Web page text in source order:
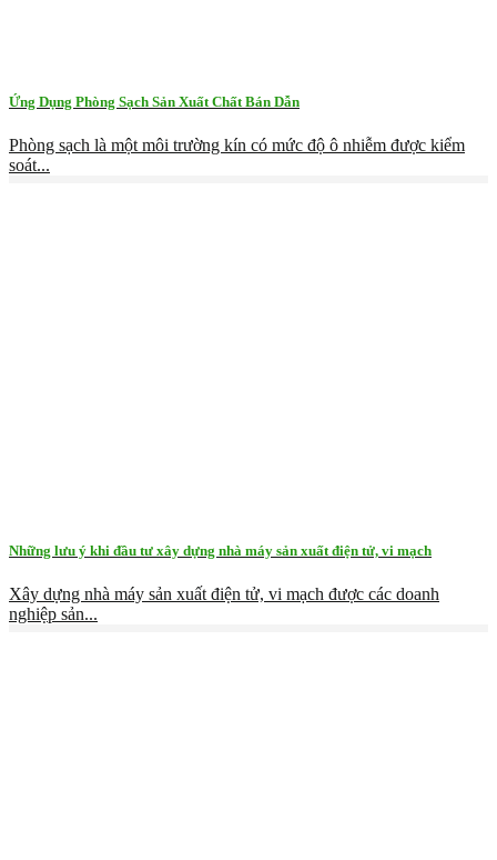
Ứng Dụng Phòng Sạch Sản Xuất Chất Bán Dẫn
Phòng sạch là một môi trường kín có mức độ ô nhiễm được kiểm
soát...
Những lưu ý khi đầu tư xây dựng nhà máy sản xuất điện tử, vi mạch
Xây dựng nhà máy sản xuất điện tử, vi mạch được các doanh
nghiệp sản...